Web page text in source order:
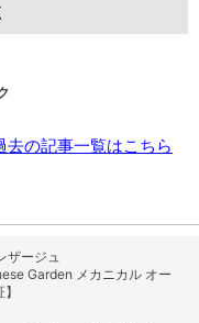
去の記事一覧はこちら
ザージュ
Garden メカニカル オー